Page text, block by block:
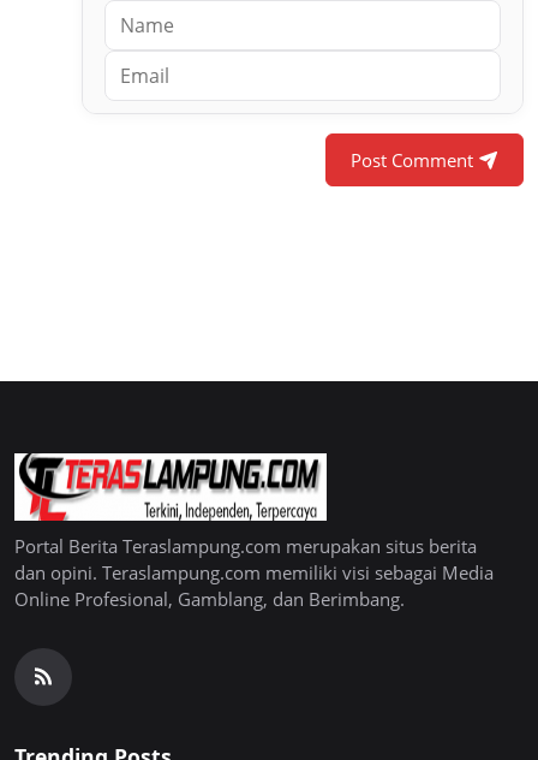
Post Comment
Portal Berita Teraslampung.com merupakan situs berita
dan opini. Teraslampung.com memiliki visi sebagai Media
Online Profesional, Gamblang, dan Berimbang.